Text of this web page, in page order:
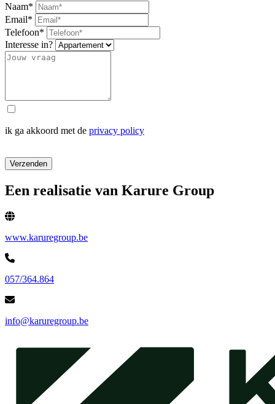
Naam*
Email*
Telefoon*
Interesse in?
ik ga akkoord met de privacy policy
Verzenden
Een realisatie van Karure Group
www.karuregroup.be
057/364.864
info@karuregroup.be